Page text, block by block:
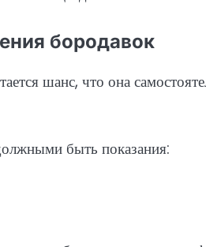
бородавок
шанс, что она
быть показания: